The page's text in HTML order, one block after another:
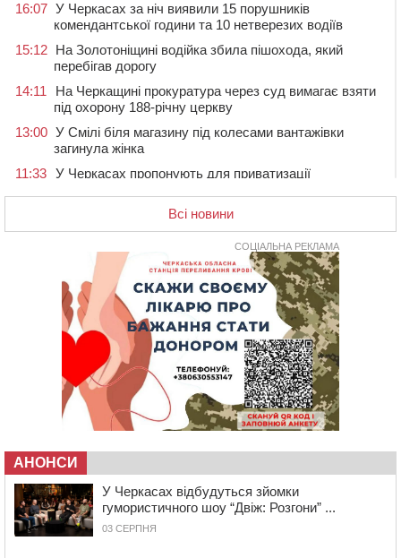
16:07 У Черкасах за ніч виявили 15 порушників
комендантської години та 10 нетверезих водіїв
15:12 На Золотоніщині водійка збила пішохода, який
перебігав дорогу
14:11
На Черкащині прокуратура через суд вимагає взяти
під охорону 188-річну церкву
13:00 У Смілі біля магазину під колесами вантажівки
загинула жінка
11:33 У Черкасах пропонують для приватизації
Не вистачає стажу для пенсії: як його докупити та що
потрібно знати
У Черкасах виявили низку недоліків у гуртожитку, де
проживають ВПО
07 СЕРПНЯ 2026, П'ЯТНИЦЯ
На Черкащині врятували рідкісного чорного грифа
(ФОТО)
Черкаси виділять близько 20 млн грн на роботу
ліцею “Перспектива” до кінця року
На Уманщині суд припинив право оренди земельних
ділянок, незаконно переданих іноземцем
стали фіналістками Global Teacher Prize Ukraine 2026
18:23 Зарядка, йога, сапи та нові знайомства: у Черкасах
закрили сезон літнього табору для людей поважного
віку
Всі новини
СОЦІАЛЬНА РЕКЛАМА
АНОНСИ
У Черкасах відбудуться зйомки
гумористичного шоу “Двіж: Розгони” ...
03 СЕРПНЯ